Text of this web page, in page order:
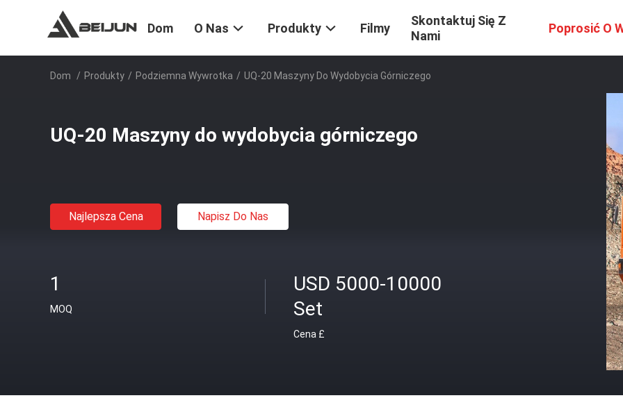
Dom O Nas Produkty Filmy
Skontaktuj Się Z
Nami
Poprosić O
Dom / Produkty / Podziemna Wywrotka / UQ-20 Maszyny Do Wydobycia Górniczego
UQ-20 Maszyny do wydobycia górniczego
Najlepsza Cena Napisz Do Nas
1
MOQ
USD 5000-10000
Set
Cena £